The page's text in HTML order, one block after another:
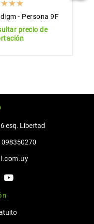
- Persona 9F
precio de
esq. Libertad